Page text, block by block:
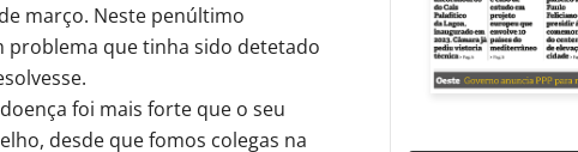
março. Neste penúltimo
problema que tinha sido detetado
foi mais forte que o seu
desde que fomos colegas na